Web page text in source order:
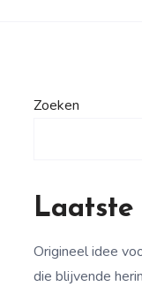
Zoeken
Origineel idee
die blijvende